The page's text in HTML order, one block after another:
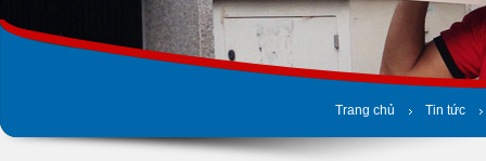
Trang chủ Tin tức